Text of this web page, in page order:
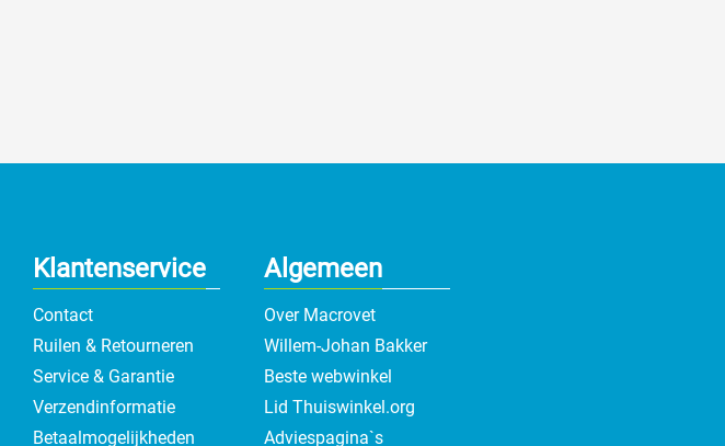
Klantenservice
Contact
Ruilen & Retourneren
Service & Garantie
Verzendinformatie
Betaalmogelijkheden
Algemeen
Over Macrovet
Willem-Johan Bakker
Beste webwinkel
Lid Thuiswinkel.org
Adviespagina`s